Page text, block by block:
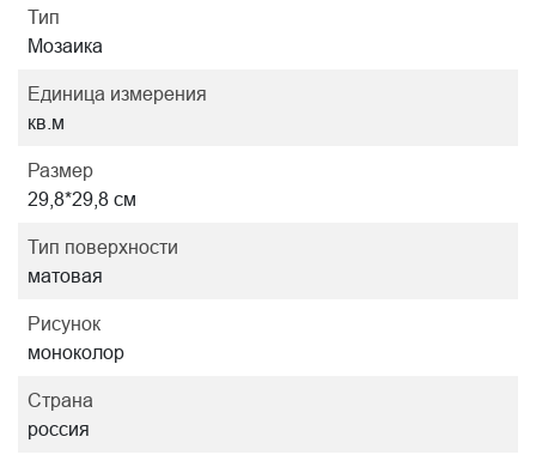
Тип
Мозаика
Единица измерения
кв.м
Размер
29,8*29,8 см
Тип поверхности
матовая
Рисунок
моноколор
Страна
россия